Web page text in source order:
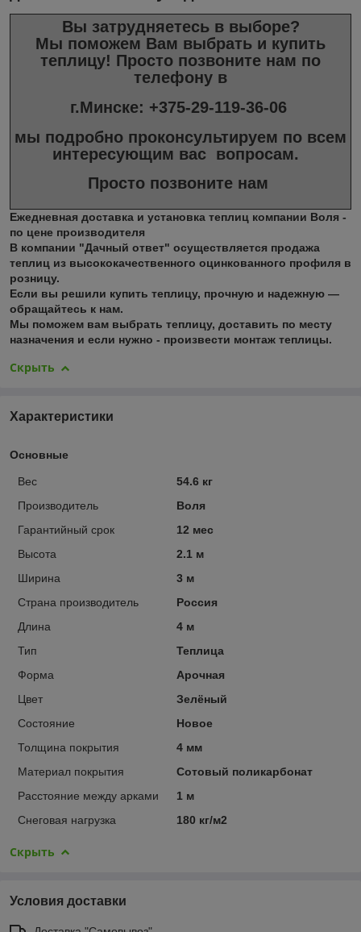
Вы затрудняетесь в выборе?
Мы поможем Вам выбрать и купить
теплицу! Просто позвоните нам по
телефону в
г.Минске: +375-29-119-36-06
мы подробно проконсультируем по всем
интересующим вас вопросам.
Просто позвоните нам
Ежедневная доставка и установка теплиц компании Воля -
по цене производителя
В компании "Дачный ответ" осуществляется продажа
теплиц из высококачественного оцинкованного профиля в
розницу.
Если вы решили купить теплицу, прочную и надежную —
обращайтесь к нам.
Мы поможем вам выбрать теплицу, доставить по месту
назначения и если нужно - произвести монтаж теплицы.
Скрыть
Характеристики
Основные
Вес
54.6 кг
Производитель
Воля
Гарантийный срок
12 мес
Высота
2.1 м
Ширина
3 м
Страна производитель
Россия
Длина
4 м
Тип
Теплица
Форма
Арочная
Цвет
Зелёный
Состояние
Новое
Толщина покрытия
4 мм
Материал покрытия
Сотовый поликарбонат
Расстояние между арками
1 м
Снеговая нагрузка
180 кг/м2
Скрыть
Условия доставки